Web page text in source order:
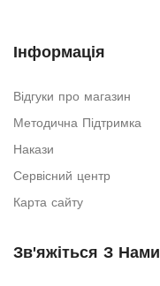
Інформація
Відгуки про магазин
Методична Підтримка
Накази
Сервісний центр
Карта сайту
Зв'яжіться З Нами